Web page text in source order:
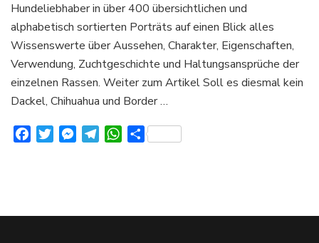
Alles
über
Aussehen
Charakter
und
Verhalten
Hundeliebhaber in über 400 übersichtlichen und
alphabetisch sortierten Porträts auf einen Blick alles
Wissenswerte über Aussehen, Charakter, Eigenschaften,
Verwendung, Zuchtgeschichte und Haltungsansprüche der
einzelnen Rassen. Weiter zum Artikel Soll es diesmal kein
Dackel, Chihuahua und Border …
FacebookTwitterMessenger
TelegramWhatsApp
Teilen